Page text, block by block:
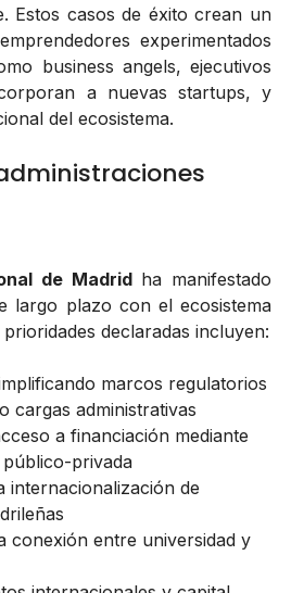
Estos casos de éxito crean un
experimentados
business angels, ejecutivos
a nuevas startups, y
del ecosistema.
de Madridha manifestado
largo plazo con el ecosistema
declaradas incluyen:
marcos regulatorios
cargas administrativas
a financiación mediante
privada
internacionalización de
conexión entre universidad y